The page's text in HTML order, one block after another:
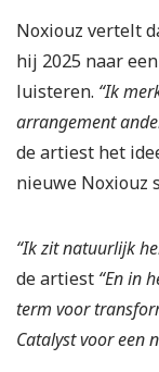
Noxiouz vertelt
hij 2025 naar
luisteren. “Ik
arrangement
de artiest het
nieuwe Noxiouz
“Ik zit natuurlijk
de artiest “En in
term voor
Catalyst voor een